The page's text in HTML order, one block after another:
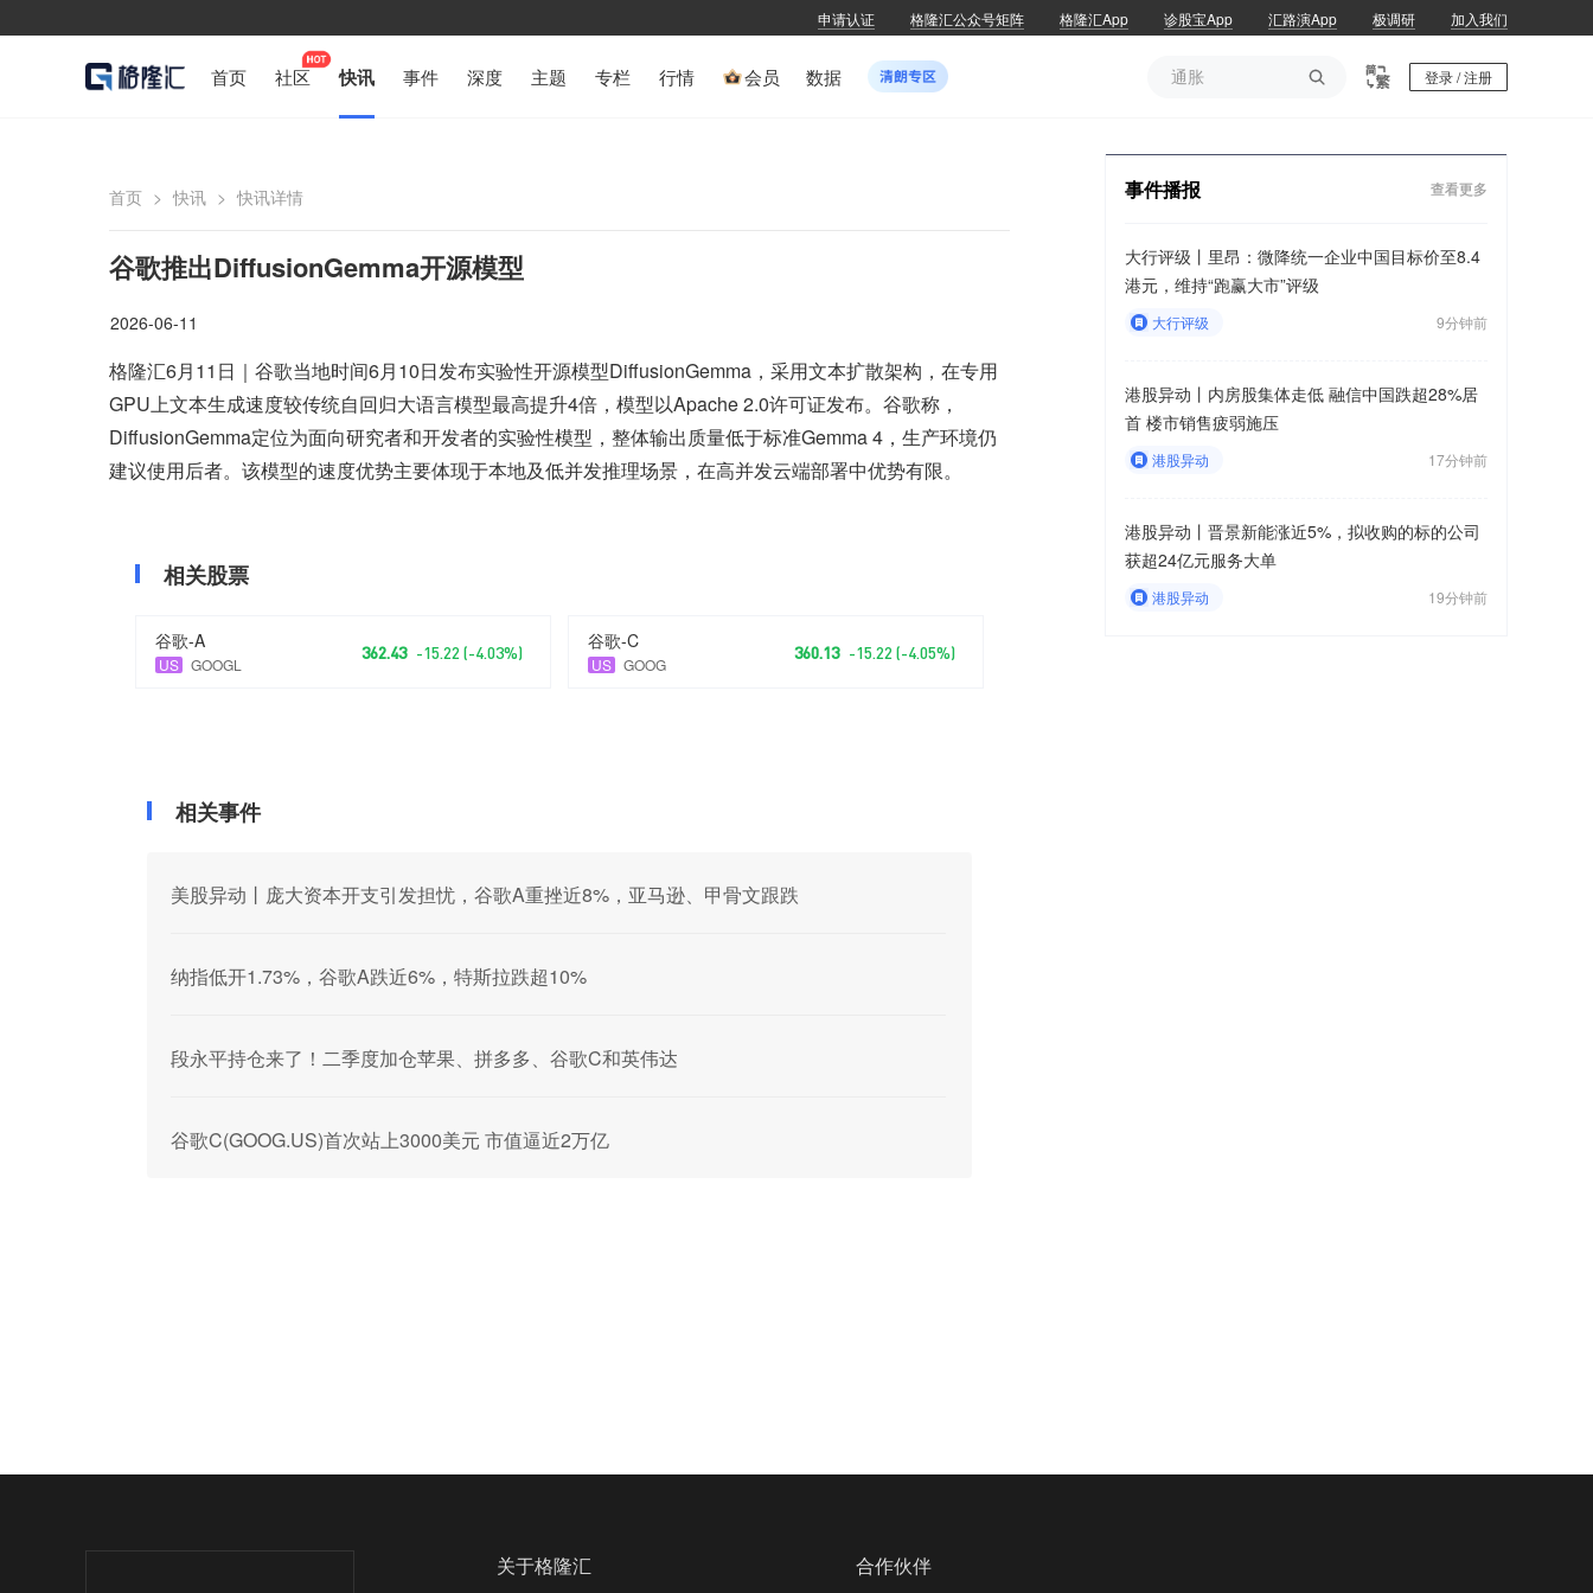
申请认证 格隆汇公众号矩阵 格隆汇App 诊股宝App 汇路演App 极调研 加入我们
首页 社区 快讯 事件 深度 主题 专栏 行情 会员 数据 
通胀
登录 / 注册
首页 > 快讯 > 快讯详情
谷歌推出DiffusionGemma开源模型
2026-06-11
格隆汇6月11日｜谷歌当地时间6月10日发布实验性开源模型DiffusionGemma，采用文本扩散架构，在专用
GPU上文本生成速度较传统自回归大语言模型最高提升4倍，模型以Apache 2.0许可证发布。谷歌称，
DiffusionGemma定位为面向研究者和开发者的实验性模型，整体输出质量低于标准Gemma 4，生产环境仍
建议使用后者。该模型的速度优势主要体现于本地及低并发推理场景，在高并发云端部署中优势有限。
相关股票
谷歌-A
US GOOGL
362.43 -15.22 (-4.03%) 谷歌-C
US GOOG
360.13 -15.22 (-4.05%)
相关事件
美股异动丨庞大资本开支引发担忧，谷歌A重挫近8%，亚马逊、甲骨文跟跌
纳指低开1.73%，谷歌A跌近6%，特斯拉跌超10%
段永平持仓来了！二季度加仓苹果、拼多多、谷歌C和英伟达
谷歌C(GOOG.US)首次站上3000美元 市值逼近2万亿
事件播报 查看更多
大行评级丨里昂：微降统一企业中国目标价至8.4
港元，维持“跑赢大市”评级
大行评级 9分钟前
港股异动丨内房股集体走低 融信中国跌超28%居
首 楼市销售疲弱施压
港股异动 17分钟前
港股异动丨晋景新能涨近5%，拟收购的标的公司
获超24亿元服务大单
港股异动 19分钟前
关于格隆汇 合作伙伴